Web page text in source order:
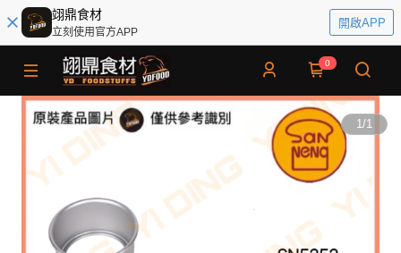
翊鼎食材
立刻使用官方APP
開啟APP
0
1/1